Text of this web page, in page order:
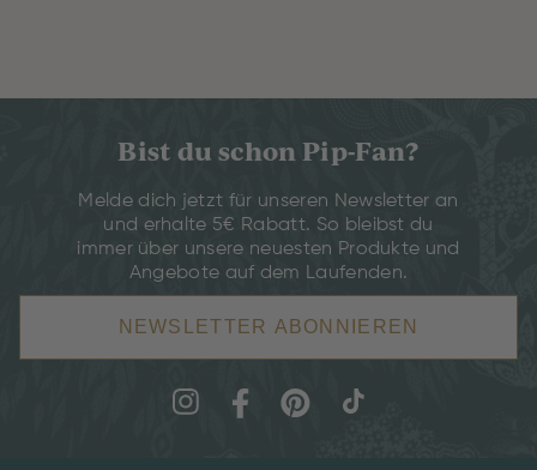
Bist du schon Pip-Fan?
Melde dich jetzt für unseren Newsletter an
und erhalte 5€ Rabatt. So bleibst du
immer über unsere neuesten Produkte und
Angebote auf dem Laufenden.
NEWSLETTER ABONNIEREN